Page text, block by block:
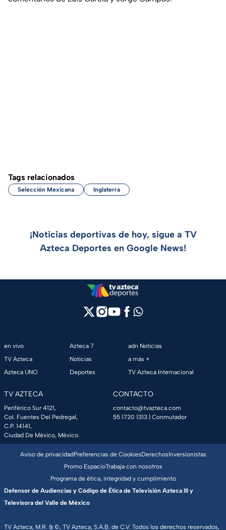
Tags relacionados
Selección Mexicana Inglaterra
¡Noticias deportivas de hoy, sigue a TV
Azteca Deportes en Google News!
en vivo
TV Azteca
Azteca UNO
Azteca 7
Noticias
Deportes
adn Noticias
a más +
TV Azteca Internacional
TV AZTECA
Periférico Sur 4121,
Col. Fuentes Del Pedregal,
C.P. 14141,
Ciudad De México, México.
CONTACTO
contacto@tvazteca.com
55 1720 1313 | Conmutador
TV Azteca, M.R. & ©, TV Azteca, S.A.B. de C.V. Todos los derechos reservados,
Aviso de privacidadPreferencias de CookiesDerechosInversionistas
Promo EspacioTrabaja con nosotros
Programa de ética, integridad y cumplimiento
Defensor de Audiencias y Código de Ética de Televisión Azteca III y
Televisora del Valle de México